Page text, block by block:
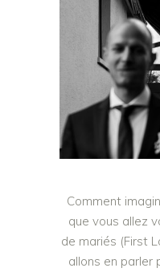
Comment
que vous allez
de mariés (First
allons en parler